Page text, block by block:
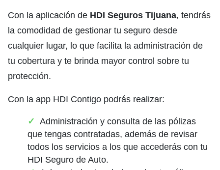
Con la aplicación de HDI Seguros Tijuana, tendrás
la comodidad de gestionar tu seguro desde
cualquier lugar, lo que facilita la administración de
tu cobertura y te brinda mayor control sobre tu
protección.
Con la app HDI Contigo podrás realizar:
Administración y consulta de las pólizas
que tengas contratadas, además de revisar
todos los servicios a los que accederás con tu
HDI Seguro de Auto.